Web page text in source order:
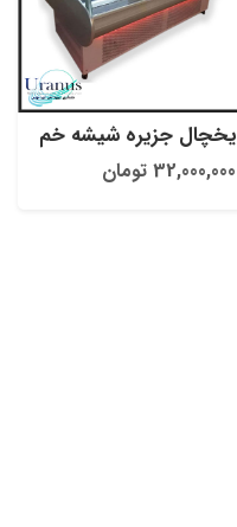
یخچال جزیره شیشه خم
32,000,000 تومان